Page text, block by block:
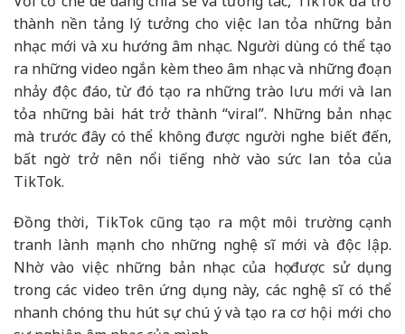
thành nền tảng lý tưởng cho việc lan tỏa những bản
nhạc mới và xu hướng âm nhạc. Người dùng có thể tạo
ra những video ngắn kèm theo âm nhạc và những đoạn
nhảy độc đáo, từ đó tạo ra những trào lưu mới và lan
tỏa những bài hát trở thành “viral”. Những bản nhạc
mà trước đây có thể không được người nghe biết đến,
bất ngờ trở nên nổi tiếng nhờ vào sức lan tỏa của
TikTok.
Đồng thời, TikTok cũng tạo ra một môi trường cạnh
tranh lành mạnh cho những nghệ sĩ mới và độc lập.
Nhờ vào việc những bản nhạc của họ được sử dụng
trong các video trên ứng dụng này, các nghệ sĩ có thể
nhanh chóng thu hút sự chú ý và tạo ra cơ hội mới cho